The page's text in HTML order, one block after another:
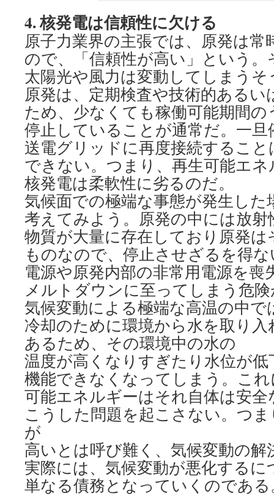
4.核発電は信頼性に欠ける
原子力業界の主張では、原発は常
ので、「信頼性が高い」という。
太陽光や風力は変動してしまう
原発は、定期検査や技術的ある
ため、少なくても稼働可能期間の
停止していることが通常だ。一
送電グリッドに再度接続するこ
できない。つまり、再生可能エ
核発電は柔軟性に劣るのだ。
気候面での極端な事態が発生した
考えてみよう。原発の中には放射
物質が大量に存在しており原発
ものなので、停止させざるを得
電源や原発内部の非常用電源を喪
メルトダウンに至ってしまう危
気候変動による極端な高温の中で
冷却のために環境から水を取り入
あるため、その環境中の水の
温度が高くなりすぎたり水位が
機能できなくなってしまう。こ
可能エネルギーはそれ自体は安
こうした問題を起こさない。つ
が
高いとは呼び難く、気候変動の
実際には、気候変動が悪化するに
単なる債務となっていくのである